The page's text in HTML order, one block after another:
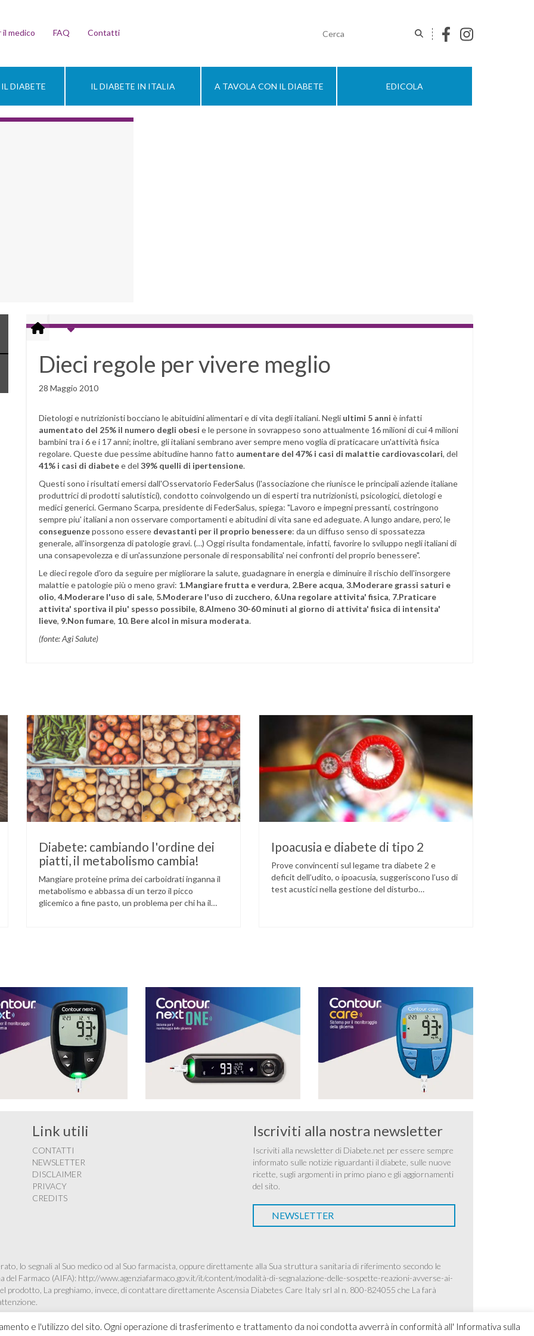
il medico FAQ Contatti
DIABETE IL DIABETE IN ITALIA A TAVOLA CON IL DIABETE EDICOLA
Dieci regole per vivere meglio
28 Maggio 2010
Dietologi e nutrizionisti bocciano le abituidini alimentari e di vita degli italiani. Negli ultimi 5 anni è infatti
aumentato del 25% il numero degli obesi e le persone in sovrappeso sono attualmente 16 milioni di cui 4 milioni
bambini tra i 6 e i 17 anni; inoltre, gli italiani sembrano aver sempre meno voglia di praticacare un'attività fisica
regolare. Queste due pessime abitudine hanno fatto aumentare del 47% i casi di malattie cardiovascolari, del
41% i casi di diabetee del 39% quelli di ipertensione.
Questi sono i risultati emersi dall'Osservatorio FederSalus (l'associazione che riunisce le principali aziende italiane
produttrici di prodotti salutistici), condotto coinvolgendo un di esperti tra nutrizionisti, psicologici, dietologi e
medici generici. Germano Scarpa, presidente di FederSalus, spiega: "Lavoro e impegni pressanti, costringono
sempre piu' italiani a non osservare comportamenti e abitudini di vita sane ed adeguate. A lungo andare, pero', le
conseguenzepossono essere devastanti per il proprio benessere: da un diffuso senso di spossatezza
generale, all'insorgenza di patologie gravi. (…) Oggi risulta fondamentale, infatti, favorire lo sviluppo negli italiani di
una consapevolezza e di un'assunzione personale di responsabilita' nei confronti del proprio benessere".
Le dieci regole d'oro da seguire per migliorare la salute, guadagnare in energia e diminuire il rischio dell'insorgere
malattie e patologie più o meno gravi: 1.Mangiare frutta e verdura, 2.Bere acqua, 3.Moderare grassi saturi e
olio, 4.Moderare l'uso di sale, 5.Moderare l'uso di zucchero, 6.Una regolare attivita' fisica, 7.Praticare
attivita' sportiva il piu' spesso possibile, 8.Almeno 30-60 minuti al giorno di attivita' fisica di intensita'
lieve, 9.Non fumare, 10. Bere alcol in misura moderata.
(fonte: Agi Salute)
Diabete: cambiando l'ordine dei
piatti, il metabolismo cambia!
Mangiare proteine prima dei carboidrati inganna il
metabolismo e abbassa di un terzo il picco
glicemico a fine pasto, un problema per chi ha il
Ipoacusia e diabete di tipo 2
Prove convincenti sul legame tra diabete 2 e
deficit dell’udito, o ipoacusia, suggeriscono l’uso di
test acustici nella gestione del disturbo
e l'utilizzo del sito. Ogni operazione di trasferimento e trattamento da noi condotta avverrà in conformità all' Informativa sulla
Link utili
CONTATTI
NEWSLETTER
DISCLAIMER
PRIVACY
CREDITS
Iscriviti alla nostra newsletter
Iscriviti alla newsletter di Diabete.net per essere sempre
informato sulle notizie riguardanti il diabete, sulle nuove
ricette, sugli argomenti in primo piano e gli aggiornamenti
del sito.
NEWSLETTER
lo segnali al Suo medico od al Suo farmacista, oppure direttamente alla Sua struttura sanitaria di riferimento secondo le
del Farmaco (AIFA): http://www.agenziafarmaco.gov.it/it/content/modalità-di-segnalazione-delle-sospette-reazioni-avverse-ai-
prodotto, La preghiamo, invece, di contattare direttamente Ascensia Diabetes Care Italy srl al n. 800-824055 che La farà